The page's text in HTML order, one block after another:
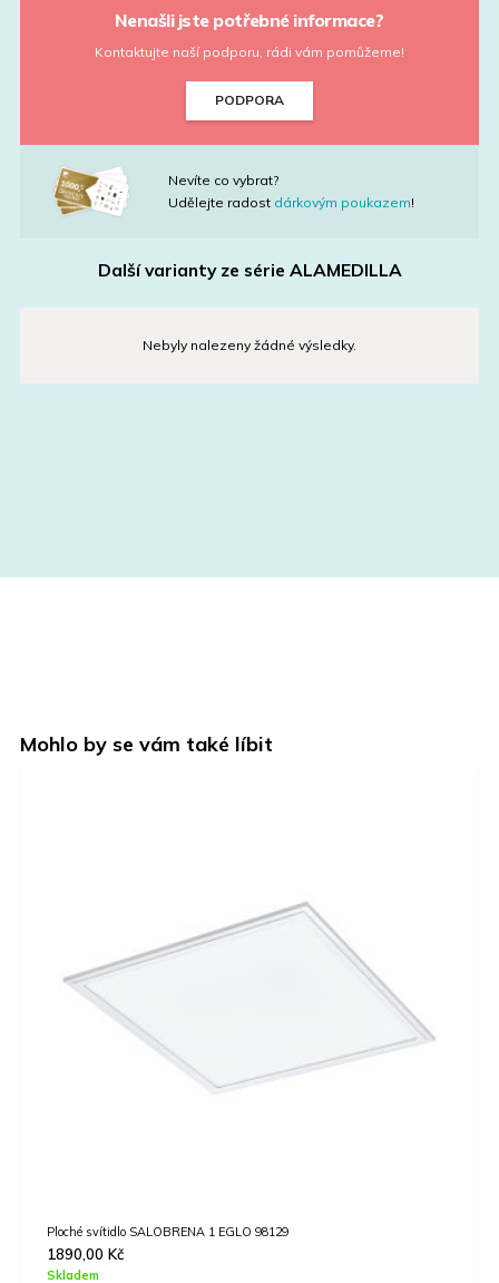
Nenašli jste potřebné informace?
Kontaktujte naší podporu, rádi vám pomůžeme!
PODPORA
Nevíte co vybrat?
Udělejte radost dárkovým poukazem!
Další varianty ze série ALAMEDILLA
Nebyly nalezeny žádné výsledky.
Mohlo by se vám také líbit
Ploché svítidlo SALOBRENA 1 EGLO 98129
1890,00 Kč
Skladem